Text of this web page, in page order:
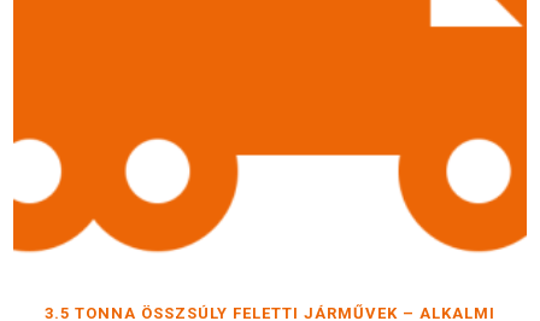
3.5 TONNA ÖSSZSÚLY FELETTI JÁRMŰVEK – ALKALMI